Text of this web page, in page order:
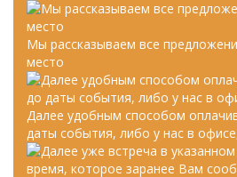
Мы рассказываем все
место
Далее удобным способом
даты события, либо у нас в